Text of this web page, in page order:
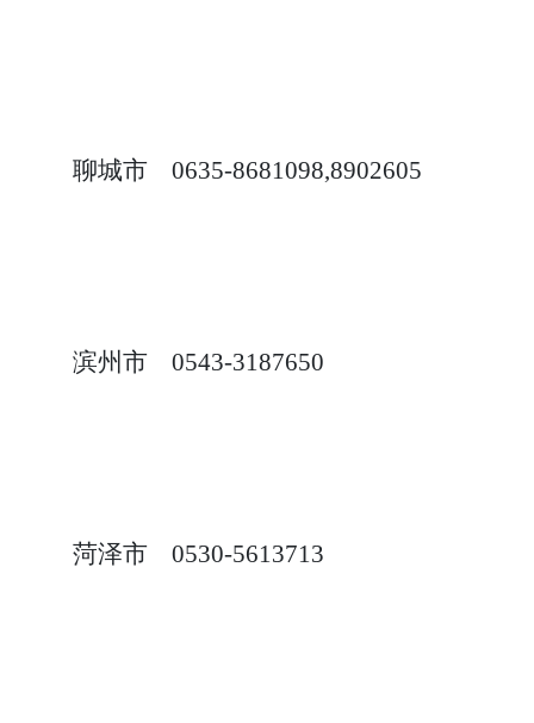
聊城市 0635-8681098,8902605
滨州市 0543-3187650
菏泽市 0530-5613713